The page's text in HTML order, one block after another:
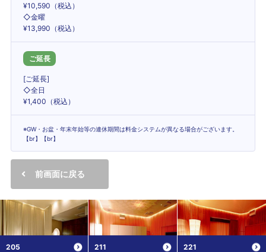
¥10,590（税込）
◇金曜
¥13,990（税込）
ご延長
[ご延長]
◇全日
¥1,400（税込）
※GW・お盆・年末年始等の連休期間は料金システムが異なる場合がございます。
【br】【br】
前画面に戻る
205 211 221